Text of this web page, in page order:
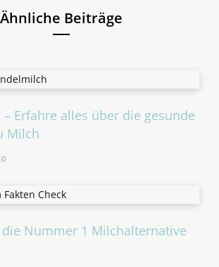
Ähnliche Beiträge
Erfahre alles über die gesunde
Milch
Nummer 1 Milchalternative